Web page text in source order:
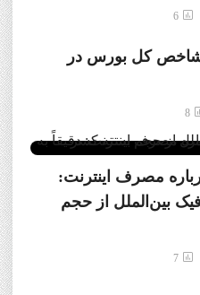
6
واحدی شاخص کل بورس در
8
مصرف اینترنت:
بین‌الملل از حجم
7